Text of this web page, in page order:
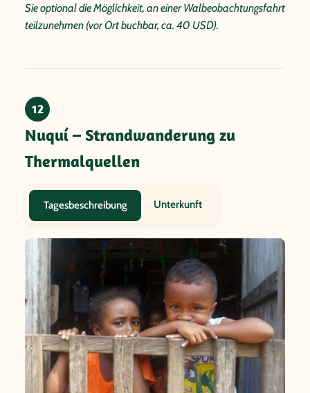
Sie optional die Möglichkeit, an einer Walbeobachtungsfahrt
teilzunehmen (vor Ort buchbar, ca. 40 USD).
12
Nuquí – Strandwanderung zu
Thermalquellen
Tagesbeschreibung Unterkunft